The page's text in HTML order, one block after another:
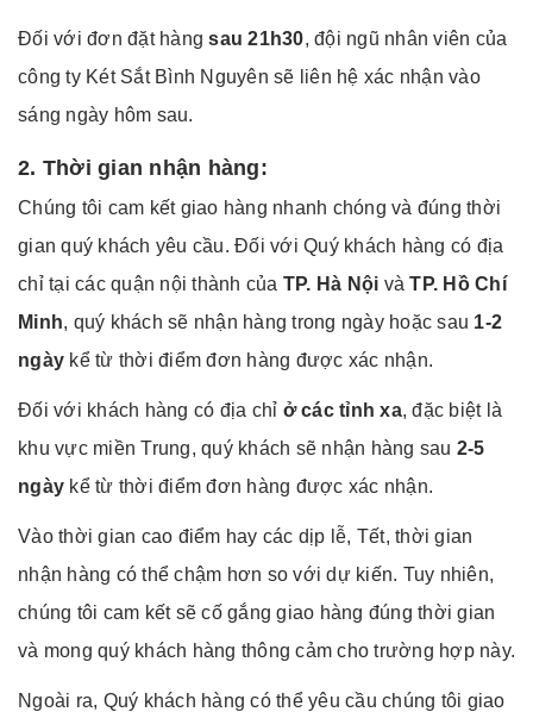
Đối với đơn đặt hàngsau 21h30, đội ngũ nhân viên của
công ty Két Sắt Bình Nguyên sẽ liên hệ xác nhận vào
sáng ngày hôm sau.
2. Thời gian nhận hàng:
Chúng tôi cam kết giao hàng nhanh chóng và đúng thời
gian quý khách yêu cầu. Đối với Quý khách hàng có địa
chỉ tại các quận nội thành của TP. Hà Nội vàTP. Hồ Chí
Minh, quý khách sẽ nhận hàng trong ngày hoặc sau 1-2
ngày kể từ thời điểm đơn hàng được xác nhận.
Đối với khách hàng có địa chỉ ở các tỉnh xa, đặc biệt là
khu vực miền Trung, quý khách sẽ nhận hàng sau 2-5
ngày kể từ thời điểm đơn hàng được xác nhận.
Vào thời gian cao điểm hay các dịp lễ, Tết, thời gian
nhận hàng có thể chậm hơn so với dự kiến. Tuy nhiên,
chúng tôi cam kết sẽ cố gắng giao hàng đúng thời gian
và mong quý khách hàng thông cảm cho trường hợp này.
Ngoài ra, Quý khách hàng có thể yêu cầu chúng tôi giao